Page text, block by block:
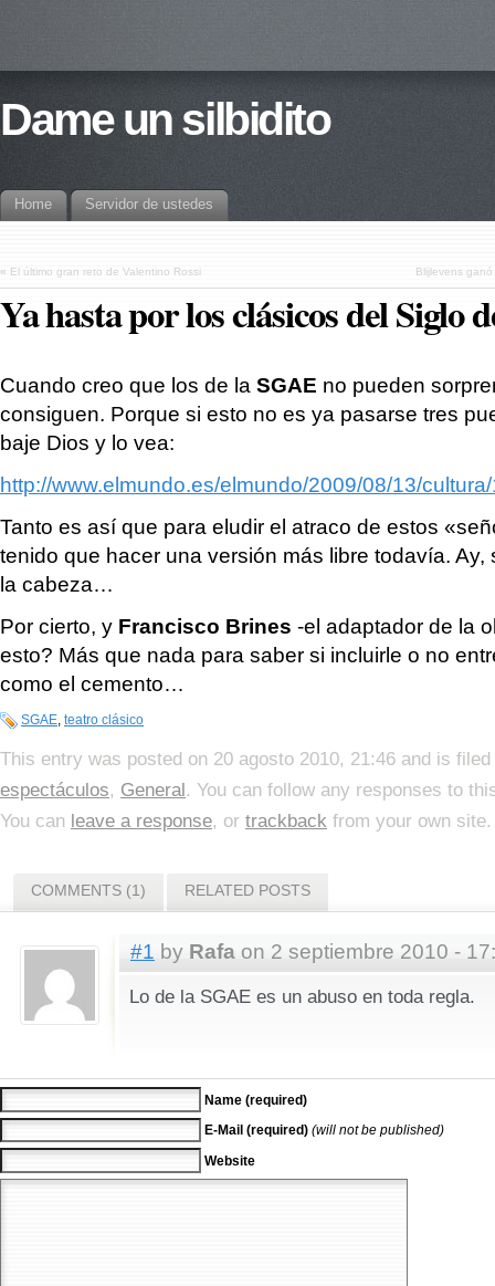
Dame un silbidito
Home Servidor de ustedes
« El último gran reto de Valentino Rossi Blijlevens
Ya hasta por los clásicos del Siglo
Cuando creo que los de la SGAE no pueden
consiguen. Porque si esto no es ya pasarse tres
baje Dios y lo vea:
http://www.elmundo.es/elmundo/2009/08/13/
Tanto es así que para eludir el atraco de estos
tenido que hacer una versión más libre todavía. Ay,
la cabeza…
Por cierto, y Francisco Brines -el adaptador de la
esto? Más que nada para saber si incluirle o no
como el cemento…
SGAE, teatro clásico
This entry was posted on 20 agosto 2010, 21:46 and is
espectáculos, General. You can follow any responses to
You can leave a response, or trackback from your own site.
COMMENTS (1) RELATED POSTS
#1 by Rafa on 2 septiembre 2010 -
Lo de la SGAE es un abuso en toda regla.
Name (required)
E-Mail (required) (will not be published)
Website